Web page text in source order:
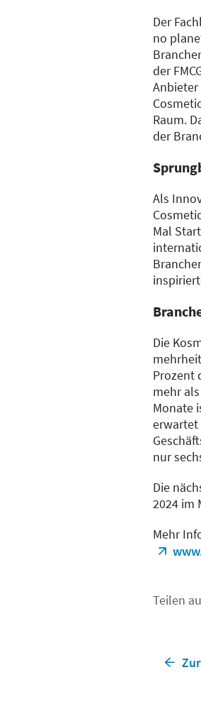
Der
no
der
Raum.
der
Als
Mal
Die
Prozent
mehr
Monate
erwartet
nur
Die
2024 im
Mehr
Teilen